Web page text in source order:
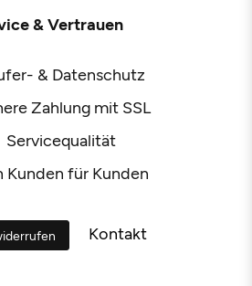
& Vertrauen
& Datenschutz
Zahlung mit SSL
Servicequalität
Kunden für Kunden
Kontakt